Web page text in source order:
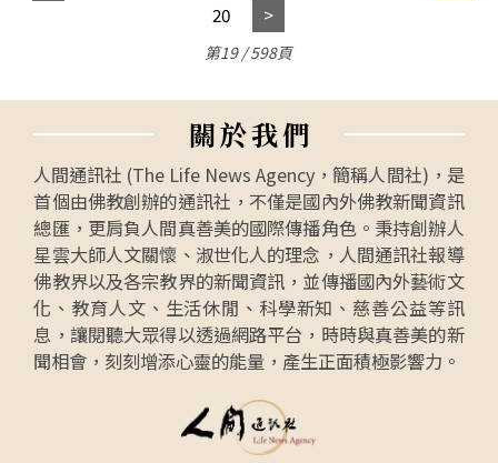
20
第19 / 598頁
關於我們
人間通訊社 (The Life News Agency，簡稱人間社)，是
首個由佛教創辦的通訊社，不僅是國內外佛教新聞資訊
總匯，更肩負人間真善美的國際傳播角色。秉持創辦人
星雲大師人文關懷、淑世化人的理念，人間通訊社報導
佛教界以及各宗教界的新聞資訊，並傳播國內外藝術文
化、教育人文、生活休閒、科學新知、慈善公益等訊
息，讓閱聽大眾得以透過網路平台，時時與真善美的新
聞相會，刻刻增添心靈的能量，產生正面積極影響力。